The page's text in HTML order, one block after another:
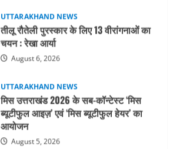
UTTARAKHAND NEWS
मिस उत्तराखंड 2026 के सब-कॉन्टेस्ट ‘मिस
ब्यूटीफुल आइज़’ एवं ‘मिस ब्यूटीफुल हेयर’ का
आयोजन
August 5, 2026
UTTARAKHAND NEWS
एमआईटी वर्ल्ड पीस यूनिवर्सिटी और जर्मनी के
बीएसबीआई के बीच समझौता; भारतीय छात्रों
को मिलेंगे वैश्विक अवसर
August 5, 2026